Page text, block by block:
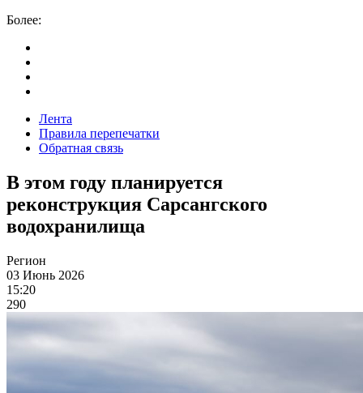
Более:
Лента
Правила перепечатки
Обратная связь
В этом году планируется
реконструкция Сарсангского
водохранилища
Регион
03 Июнь 2026
15:20
290